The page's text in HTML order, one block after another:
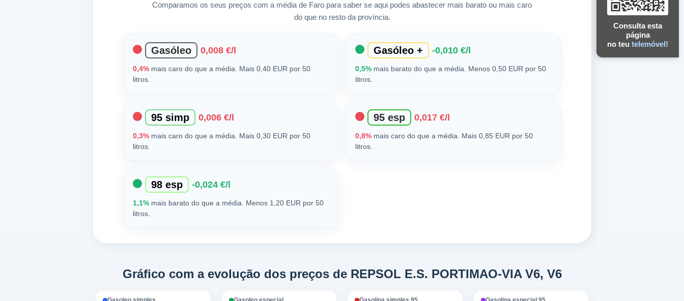
Consulta esta
página
no teu telemóvel!
Comparamos os seus preços com a média de Faro para saber se aqui podes abastecer mais barato ou mais caro
do que no resto da província.
Gasóleo 0,008 €/l
0,4% mais caro do que a média. Mais 0,40 EUR por 50
litros.
Gasóleo + -0,010 €/l
0,5% mais barato do que a média. Menos 0,50 EUR por 50
litros.
95 simp 0,006 €/l
0,3% mais caro do que a média. Mais 0,30 EUR por 50
litros.
95 esp 0,017 €/l
0,8% mais caro do que a média. Mais 0,85 EUR por 50
litros.
98 esp -0,024 €/l
1,1% mais barato do que a média. Menos 1,20 EUR por 50
litros.
Gráfico com a evolução dos preços de REPSOL E.S. PORTIMAO-VIA V6, V6